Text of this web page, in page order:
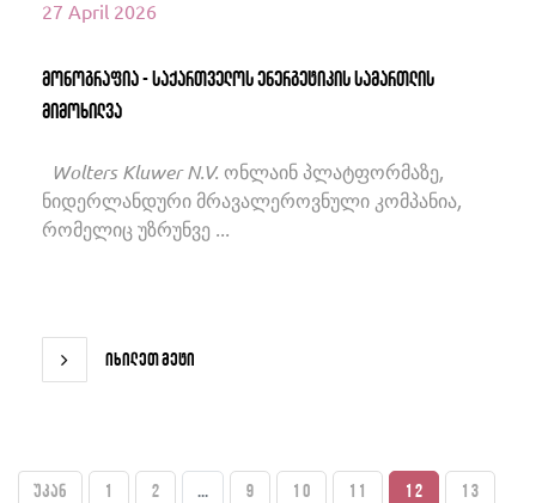
27 April 2026
მონოგრაფია - საქართველოს ენერგეტიკის სამართლის
მიმოხილვა
Wolters Kluwer N.V. ონლაინ პლატფორმაზე,
ნიდერლანდური მრავალეროვნული კომპანია,
რომელიც უზრუნვე ...
იხილეთ მეტი
უკან 1 2 ... 9 10 11 12 13